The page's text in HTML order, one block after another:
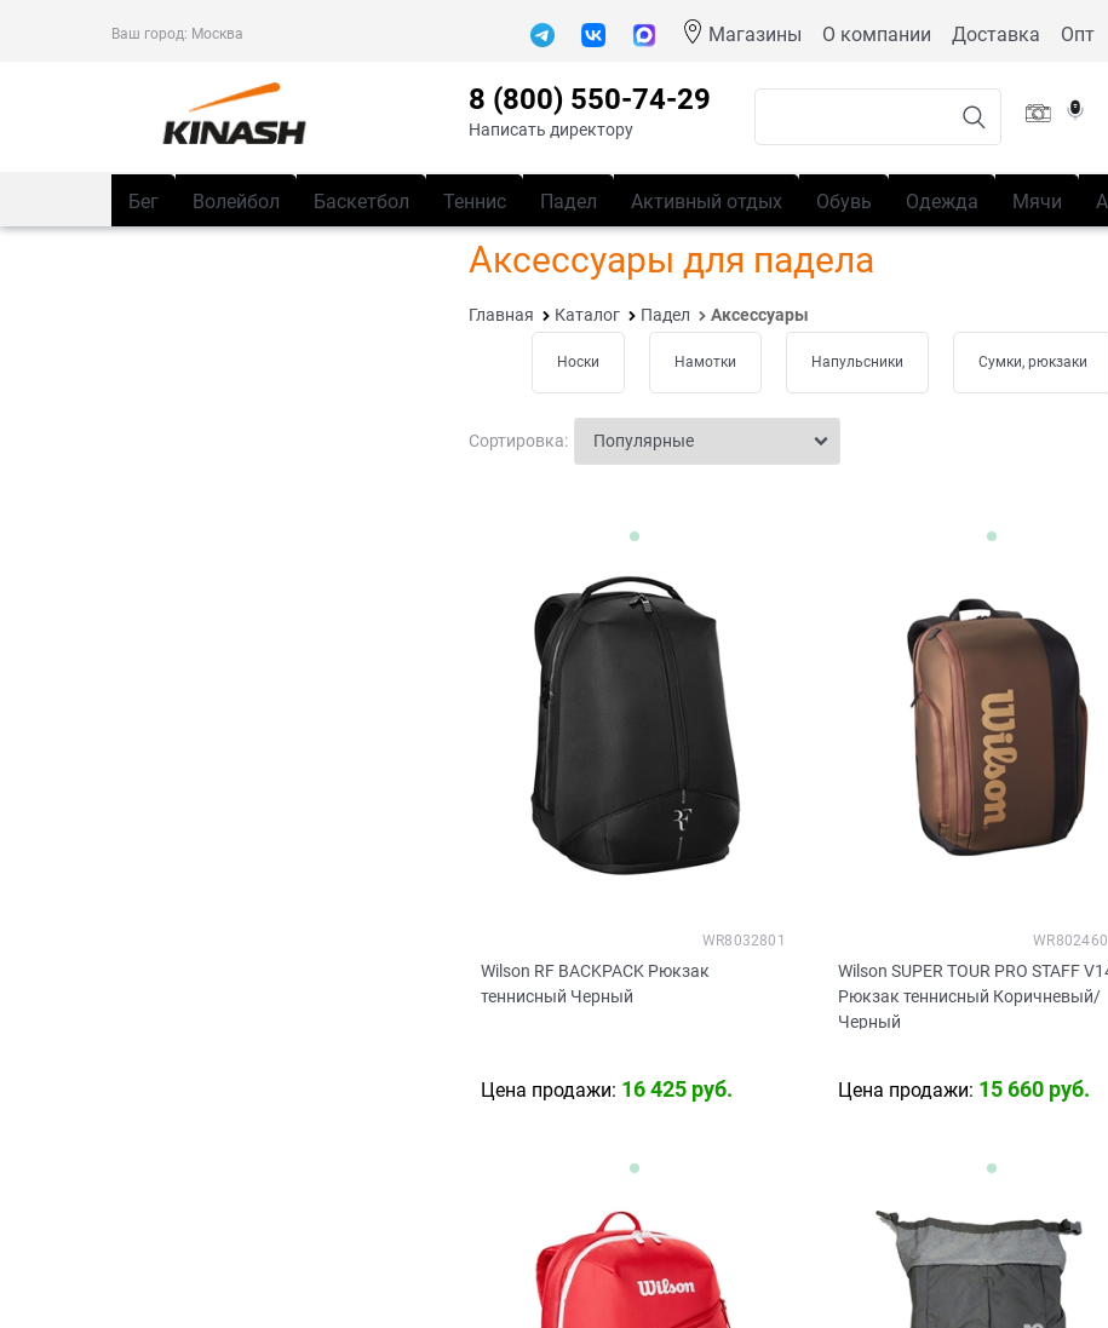
Ваш город: Москва Магазины О компании Доставка Опт
8 (800) 550-74-29
Написать директору
Бег Волейбол Баскетбол Теннис Падел Активный отдых Обувь Одежда Мячи
Аксессуары для падела
Главная Каталог Падел Аксессуары
Носки Намотки Напульсники Сумки, рюкзаки
Сортировка:
Wilson RF BACKPACK Рюкзак
теннисный Черный
WR8032801
Цена продажи: 16 425 руб.
Wilson SUPER TOUR PRO STAFF
Рюкзак теннисный Коричневый/
Черный
Цена продажи: 15 660 руб.